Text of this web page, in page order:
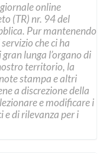
online
(TR) nr. 94 del
Pur mantenendo
che ci ha
lunga l’organo di
territorio, la
stampa e altri
a discrezione della
e modificare i
di rilevanza per i